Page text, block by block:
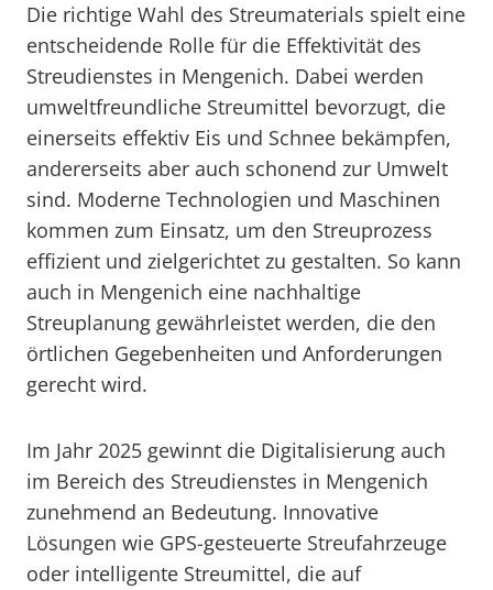
Die richtige Wahl des Streumaterials spielt eine
entscheidende Rolle für die Effektivität des
Streudienstes in Mengenich. Dabei werden
umweltfreundliche Streumittel bevorzugt, die
einerseits effektiv Eis und Schnee bekämpfen,
andererseits aber auch schonend zur Umwelt
sind. Moderne Technologien und Maschinen
kommen zum Einsatz, um den Streuprozess
effizient und zielgerichtet zu gestalten. So kann
auch in Mengenich eine nachhaltige
Streuplanung gewährleistet werden, die den
örtlichen Gegebenheiten und Anforderungen
gerecht wird.
Im Jahr 2025 gewinnt die Digitalisierung auch
im Bereich des Streudienstes in Mengenich
zunehmend an Bedeutung. Innovative
Lösungen wie GPS-gesteuerte Streufahrzeuge
oder intelligente Streumittel, die auf